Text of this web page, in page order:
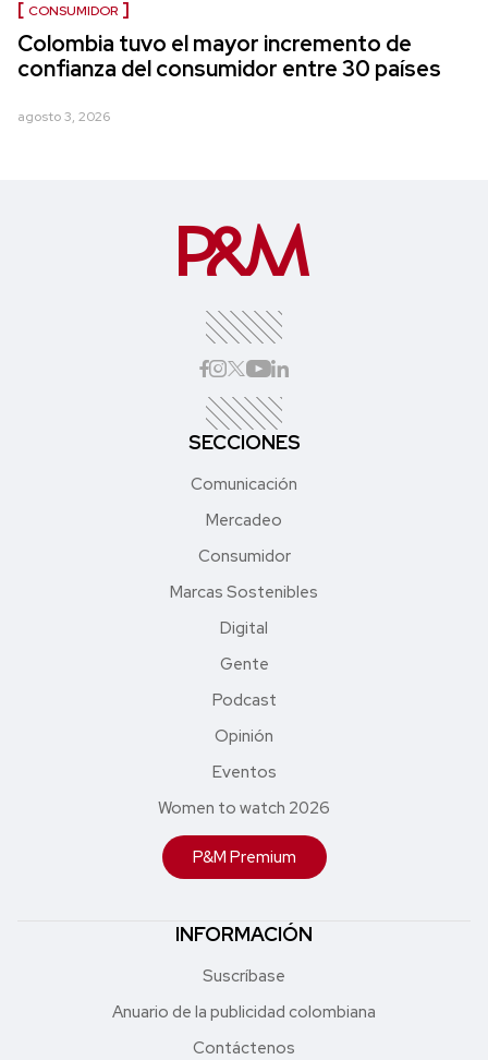
CONSUMIDOR
Colombia tuvo el mayor incremento de
confianza del consumidor entre 30 países
agosto 3, 2026
SECCIONES
Comunicación
Mercadeo
Consumidor
Marcas Sostenibles
Digital
Gente
Podcast
Opinión
Eventos
Women to watch 2026
P&M Premium
INFORMACIÓN
Suscríbase
Anuario de la publicidad colombiana
Contáctenos